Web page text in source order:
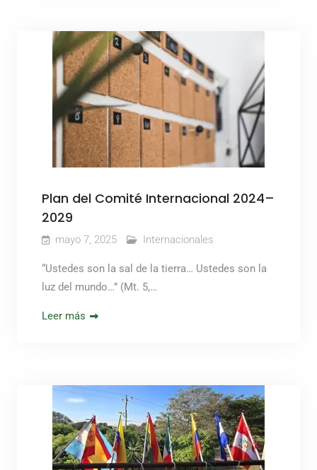
Plan del Comité Internacional 2024–
2029
mayo 7, 2025 Internacionales
“Ustedes son la sal de la tierra… Ustedes son la
luz del mundo…” (Mt. 5,…
Leer más